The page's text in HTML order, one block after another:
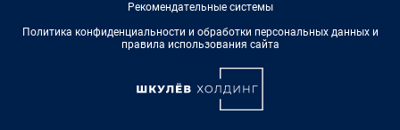
Рекомендательные системы
Политика конфиденциальности и обработки персональных данных и
правила использования сайта